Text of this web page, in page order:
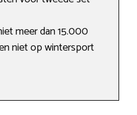
meer dan 15.000
niet op wintersport